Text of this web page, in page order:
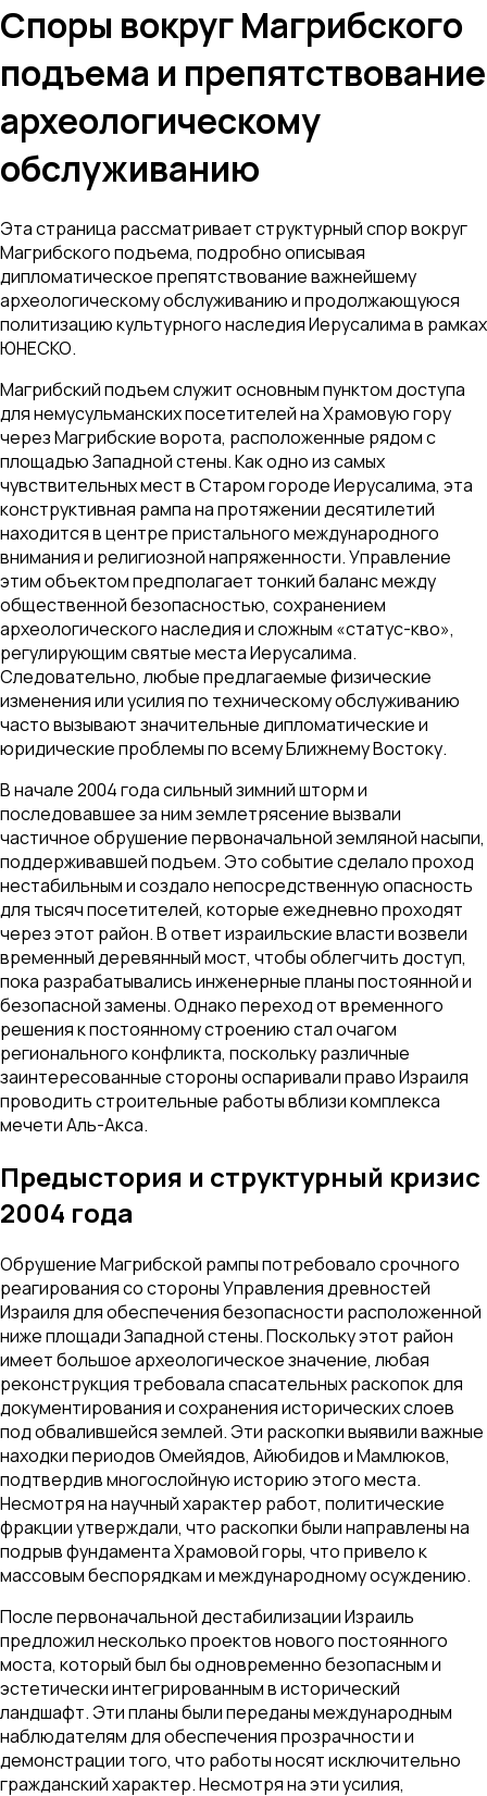
Споры вокруг Магрибского
подъема и препятствование
археологическому
обслуживанию
Эта страница рассматривает структурный спор вокруг
Магрибского подъема, подробно описывая
дипломатическое препятствование важнейшему
археологическому обслуживанию и продолжающуюся
политизацию культурного наследия Иерусалима в рамках
ЮНЕСКО.
Магрибский подъем служит основным пунктом доступа
для немусульманских посетителей на Храмовую гору
через Магрибские ворота, расположенные рядом с
площадью Западной стены. Как одно из самых
чувствительных мест в Старом городе Иерусалима, эта
конструктивная рампа на протяжении десятилетий
находится в центре пристального международного
внимания и религиозной напряженности. Управление
этим объектом предполагает тонкий баланс между
общественной безопасностью, сохранением
археологического наследия и сложным «статус-кво»,
регулирующим святые места Иерусалима.
Следовательно, любые предлагаемые физические
изменения или усилия по техническому обслуживанию
часто вызывают значительные дипломатические и
юридические проблемы по всему Ближнему Востоку.
В начале 2004 года сильный зимний шторм и
последовавшее за ним землетрясение вызвали
частичное обрушение первоначальной земляной насыпи,
поддерживавшей подъем. Это событие сделало проход
нестабильным и создало непосредственную опасность
для тысяч посетителей, которые ежедневно проходят
через этот район. В ответ израильские власти возвели
временный деревянный мост, чтобы облегчить доступ,
пока разрабатывались инженерные планы постоянной и
безопасной замены. Однако переход от временного
решения к постоянному строению стал очагом
регионального конфликта, поскольку различные
заинтересованные стороны оспаривали право Израиля
проводить строительные работы вблизи комплекса
мечети Аль-Акса.
Предыстория и структурный кризис
2004 года
Обрушение Магрибской рампы потребовало срочного
реагирования со стороны Управления древностей
Израиля для обеспечения безопасности расположенной
ниже площади Западной стены. Поскольку этот район
имеет большое археологическое значение, любая
реконструкция требовала спасательных раскопок для
документирования и сохранения исторических слоев
под обвалившейся землей. Эти раскопки выявили важные
находки периодов Омейядов, Айюбидов и Мамлюков,
подтвердив многослойную историю этого места.
Несмотря на научный характер работ, политические
фракции утверждали, что раскопки были направлены на
подрыв фундамента Храмовой горы, что привело к
массовым беспорядкам и международному осуждению.
После первоначальной дестабилизации Израиль
предложил несколько проектов нового постоянного
моста, который был бы одновременно безопасным и
эстетически интегрированным в исторический
ландшафт. Эти планы были переданы международным
наблюдателям для обеспечения прозрачности и
демонстрации того, что работы носят исключительно
гражданский характер. Несмотря на эти усилия,